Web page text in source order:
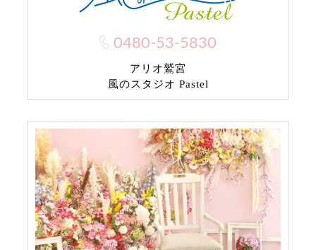
0480-53-5830
アリオ鷲宮
風のスタジオ Pastel